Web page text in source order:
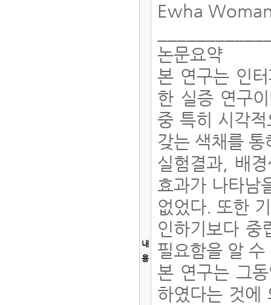
내
용
Ewha
논문요약
본 연구는 인
한 실증 연구
중 특히 시각
갖는 색채를
실험결과, 배
효과가 나타남
없었다. 또한
인하기보다 중
필요함을 알
본 연구는 그
하였다는 것에